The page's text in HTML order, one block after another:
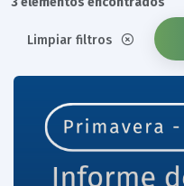
Limpiar filtros